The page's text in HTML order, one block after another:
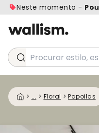
Neste momento -
Procurar estilo,
> ... > Floral > Papoilas